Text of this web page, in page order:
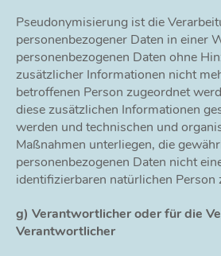
Pseudonymisierung ist die
personenbezogener Daten in einer
personenbezogenen Daten ohne
zusätzlicher Informationen nicht
betroffenen Person zugeordnet
diese zusätzlichen Informationen
werden und technischen und
Maßnahmen unterliegen, die
personenbezogenen Daten nicht
identifizierbaren natürlichen Person
g) Verantwortlicher oder für die
Verantwortlicher